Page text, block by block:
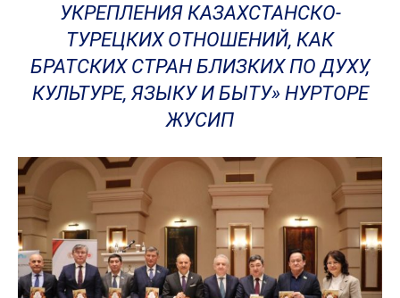
УКРЕПЛЕНИЯ КАЗАХСТАНСКО-
ТУРЕЦКИХ ОТНОШЕНИЙ, КАК
БРАТСКИХ СТРАН БЛИЗКИХ ПО ДУХУ,
КУЛЬТУРЕ, ЯЗЫКУ И БЫТУ» НУРТОРЕ
ЖУСИП